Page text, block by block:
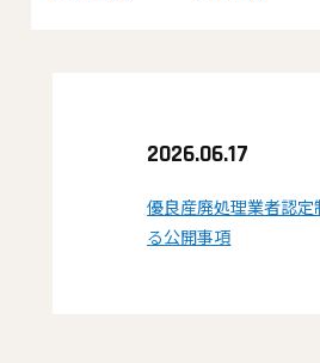
2026.06.17
優良産廃処理業者認定
る公開事項